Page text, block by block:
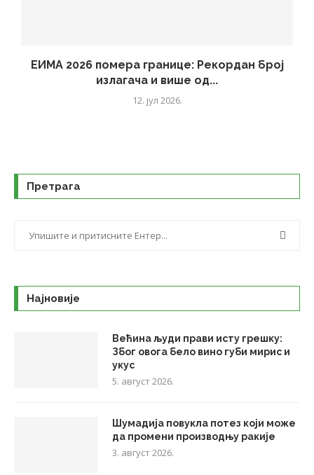
ЕИМА 2026 помера границе: Рекордан број
излагача и више од...
12. јул 2026.
Претрага
Најновије
Већина људи прави исту грешку:
Због овога бело вино губи мирис и
укус
5. август 2026.
Шумадија повукла потез који може
да промени производњу ракије
3. август 2026.